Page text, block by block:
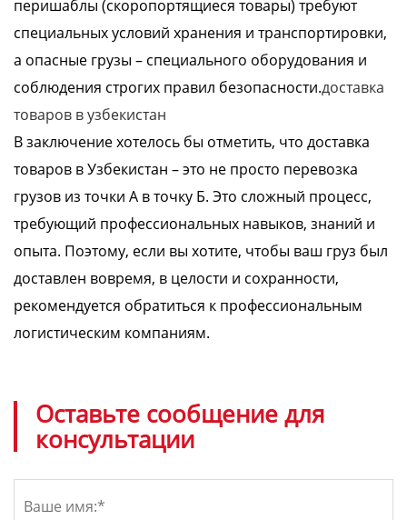
перишаблы (скоропортящиеся товары) требуют
специальных условий хранения и транспортировки,
а опасные грузы – специального оборудования и
соблюдения строгих правил безопасности.доставка
товаров в узбекистан
В заключение хотелось бы отметить, что доставка
товаров в Узбекистан – это не просто перевозка
грузов из точки А в точку Б. Это сложный процесс,
требующий профессиональных навыков, знаний и
опыта. Поэтому, если вы хотите, чтобы ваш груз был
доставлен вовремя, в целости и сохранности,
рекомендуется обратиться к профессиональным
логистическим компаниям.
Оставьте сообщение для
консультации